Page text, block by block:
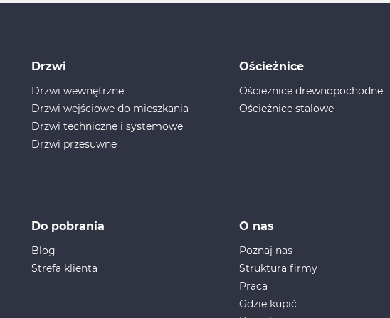
Drzwi
Drzwi wewnętrzne
Drzwi wejściowe do mieszkania
Drzwi techniczne i systemowe
Drzwi przesuwne
Ościeżnice
Ościeżnice drewnopochodne
Ościeżnice stalowe
Do pobrania
Blog
Strefa klienta
O nas
Poznaj nas
Struktura firmy
Praca
Gdzie kupić